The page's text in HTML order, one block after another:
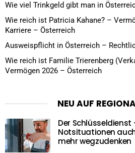
Wie viel Trinkgeld gibt man in
Wie reich ist Patricia Kahane? –
Karriere – Österreich
Ausweispflicht in Österreich –
Wie reich ist Familie Trierenberg
Vermögen 2026 – Österreich
NEU AUF
Der Schlüsseldienst
Notsituationen
mehr wegzudenken